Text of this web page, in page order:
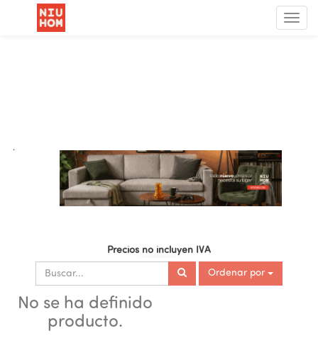
Menú
de
.
Precios no incluyen IVA
Ordenar por
No se ha definido
producto.